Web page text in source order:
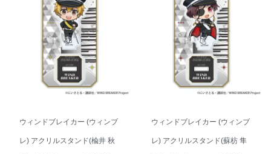
ウィンドブレイカー (ウィンブ
レ) アクリルスタンド(楡井 秋
ウィンドブレイカー (ウィンブ
レ) アクリルスタンド(蘇枋 隼